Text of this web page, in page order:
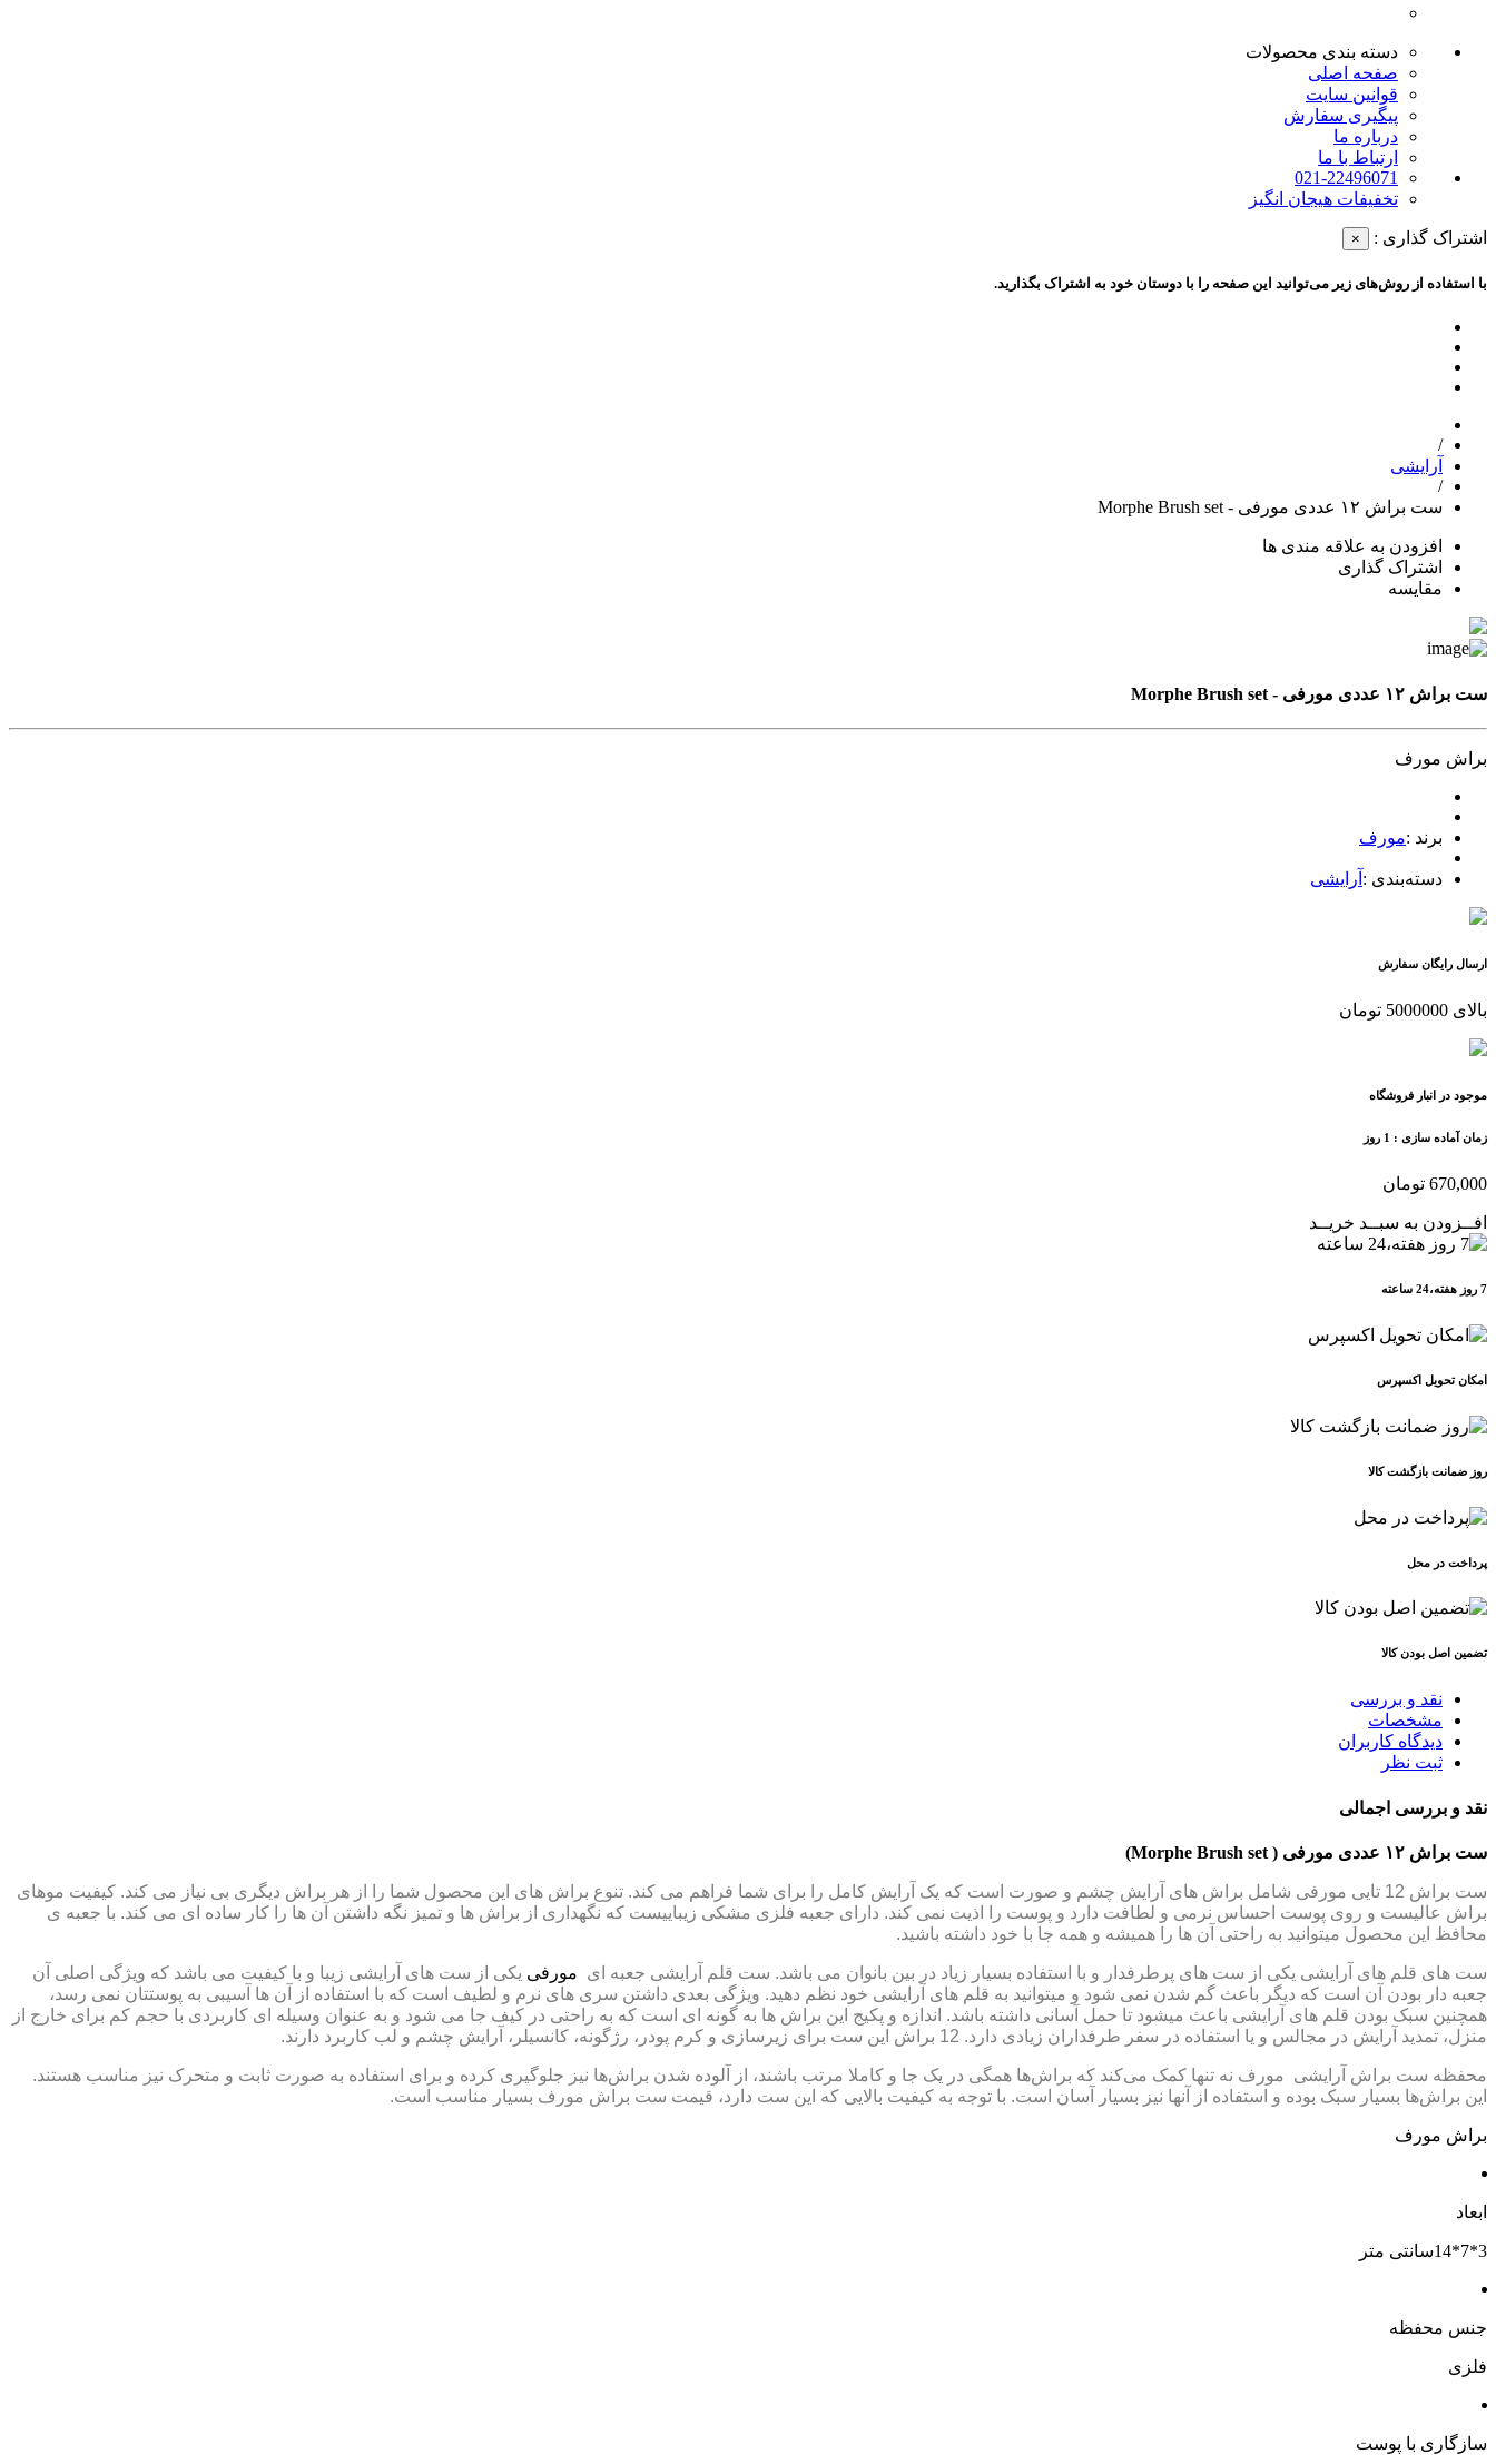
دسته بندی محصولات
صفحه اصلی
قوانین سایت
پیگیری سفارش
درباره ما
ارتباط با ما
021-22496071
تخفیفات هیجان انگیز
اشتراک گذاری : ×
با استفاده از روش‌های زیر می‌توانید این صفحه را با دوستان خود به اشتراک بگذارید.
/
آرایشی
/
ست براش ۱۲ عددی مورفی - Morphe Brush set
افزودن به علاقه مندی ها
اشتراک گذاری
مقایسه
ست براش ۱۲ عددی مورفی - Morphe Brush set
براش مورف
برند :مورف
دسته‌بندی : آرایشی
ارسال رایگان سفارش
بالای 5000000 تومان
موجود در انبار فروشگاه
زمان آماده سازی : 1 روز
670,000 تومان
افــزودن به سبــد خریــد
7 روز هفته،24 ساعته
امکان تحویل اکسپرس
روز ضمانت بازگشت کالا
پرداخت در محل
تضمین اصل بودن کالا
نقد و بررسی
مشخصات
دیدگاه کاربران
ثبت نظر
نقد و بررسی اجمالی
ست براش ۱۲ عددی مورفی ( Morphe Brush set)
ست براش 12 تایی مورفی شامل براش های آرایش چشم و صورت است که یک آرایش کامل را برای شما فراهم می کند. تنوع براش های این محصول شما را از هر براش دیگری بی نیاز می کند. کیفیت موهای
براش عالیست و روی پوست احساس نرمی و لطافت دارد و پوست را اذیت نمی کند. دارای جعبه فلزی مشکی زیباییست که نگهداری از براش ها و تمیز نگه داشتن آن ها را کار ساده ای می کند. با جعبه ی
محافظ این محصول میتوانید به راحتی آن ها را همیشه و همه جا با خود داشته باشید.
ست های قلم های آرایشی یکی از ست های پرطرفدار و با استفاده بسیار زیاد در بین بانوان می باشد. ست قلم آرایشی جعبه ای مورفی یکی از ست های آرایشی زیبا و با کیفیت می باشد که ویژگی اصلی آن
جعبه دار بودن آن است که دیگر باعث گم شدن نمی شود و میتوانید به قلم های آرایشی خود نظم دهید. ویژگی بعدی داشتن سری های نرم و لطیف است که با استفاده از آن ها آسیبی به پوستتان نمی رسد،
همچنین سبک بودن قلم های آرایشی باعث میشود تا حمل آسانی داشته باشد. اندازه و پکیج این براش ها به گونه ای است که به راحتی در کیف جا می شود و به عنوان وسیله ای کاربردی با حجم کم برای خارج از
منزل، تمدید آرایش در مجالس و یا استفاده در سفر طرفداران زیادی دارد. 12 براش این ست برای زیرسازی و کرم پودر، رژگونه، کانسیلر، آرایش چشم و لب کاربرد دارند.
محفظه ست براش آرایشی مورف نه تنها کمک می‌کند که براش‌ها همگی در یک جا و کاملا مرتب باشند، از آلوده شدن براش‌ها نیز جلوگیری کرده و برای استفاده به صورت ثابت و متحرک نیز مناسب هستند.
این براش‌ها بسیار سبک بوده و استفاده از آنها نیز بسیار آسان است. با توجه به کیفیت بالایی که این ست دارد، قیمت ست براش مورف بسیار مناسب است.
براش مورف
ابعاد
3*7*14سانتی متر
جنس محفظه
فلزی
سازگاری با پوست